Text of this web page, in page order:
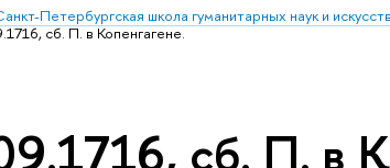
Петербургская школа гуманитарных наук и искусств
сб. П. в Копенгагене.
сб. П. в